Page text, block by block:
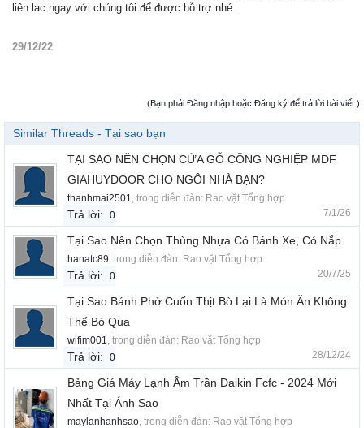
liên lạc ngay với chúng tôi để được hỗ trợ nhé.
29/12/22
(Bạn phải Đăng nhập hoặc Đăng ký để trả lời bài viết.)
Similar Threads - Tại sao bạn
TẠI SAO NÊN CHỌN CỬA GỖ CÔNG NGHIỆP MDF
GIAHUYDOOR CHO NGÔI NHÀ BẠN?
thanhmai2501 , trong diễn đàn: Rao vặt Tổng hợp
Trả lời: 0 7/1/26
Tại Sao Nên Chọn Thùng Nhựa Có Bánh Xe, Có Nắp
hanatc89 , trong diễn đàn: Rao vặt Tổng hợp
Trả lời: 0 20/7/25
Tại Sao Bánh Phở Cuốn Thịt Bò Lại Là Món Ăn Không
Thể Bỏ Qua
wifim001 , trong diễn đàn: Rao vặt Tổng hợp
Trả lời: 0 28/12/24
Bảng Giá Máy Lạnh Âm Trần Daikin Fcfc - 2024 Mới
Nhất Tại Ánh Sao
maylanhanhsao , trong diễn đàn: Rao vặt Tổng hợp